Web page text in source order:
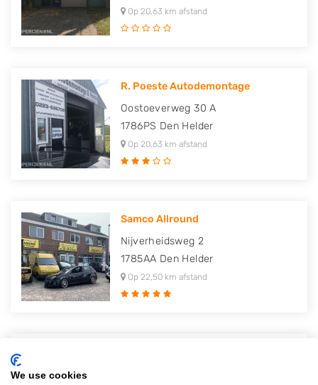
Op 20,63 km afstand
R. Poeste Autodemontage
Oostoeverweg 30 A
1786PS Den Helder
Op 20,63 km afstand
Samco Allround
Nijverheidsweg 2
1785AA Den Helder
Op 22,50 km afstand
We use cookies